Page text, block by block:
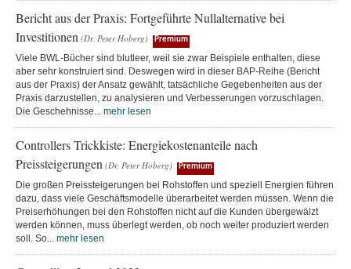
Bericht aus der Praxis: Fortgeführte Nullalternative bei
Investitionen (Dr. Peter Hoberg) Premium
Viele BWL-Bücher sind blutleer, weil sie zwar Beispiele enthalten, diese
aber sehr konstruiert sind. Deswegen wird in dieser BAP-Reihe (Bericht
aus der Praxis) der Ansatz gewählt, tatsächliche Gegebenheiten aus der
Praxis darzustellen, zu analysieren und Verbesserungen vorzuschlagen.
Die Geschehnisse... mehr lesen
Controllers Trickkiste: Energiekostenanteile nach
Preissteigerungen (Dr. Peter Hoberg) Premium
Die großen Preissteigerungen bei Rohstoffen und speziell Energien führen
dazu, dass viele Geschäftsmodelle überarbeitet werden müssen. Wenn die
Preiserhöhungen bei den Rohstoffen nicht auf die Kunden übergewälzt
werden können, muss überlegt werden, ob noch weiter produziert werden
soll. So... mehr lesen